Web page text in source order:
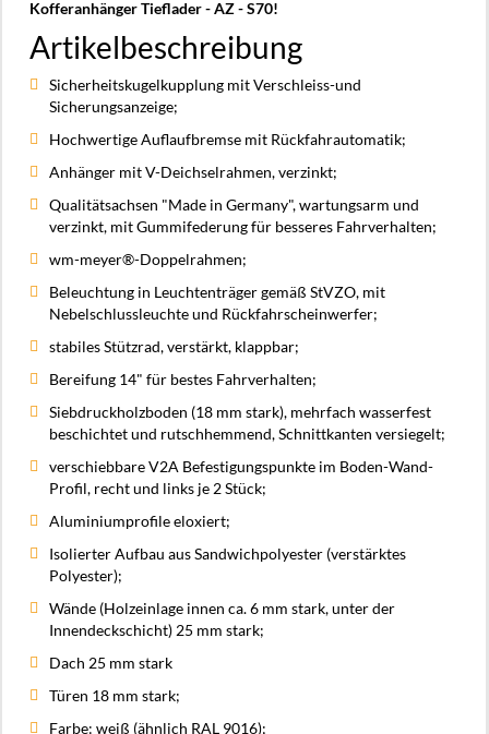
Kofferanhänger Tieflader - AZ - S70!
Artikelbeschreibung
Sicherheitskugelkupplung mit Verschleiss-und
Sicherungsanzeige;
Hochwertige Auflaufbremse mit Rückfahrautomatik;
Anhänger mit V-Deichselrahmen, verzinkt;
Qualitätsachsen "Made in Germany", wartungsarm und
verzinkt, mit Gummifederung für besseres Fahrverhalten;
wm-meyer®-Doppelrahmen;
Beleuchtung in Leuchtenträger gemäß StVZO, mit
Nebelschlussleuchte und Rückfahrscheinwerfer;
stabiles Stützrad, verstärkt, klappbar;
Bereifung 14" für bestes Fahrverhalten;
Siebdruckholzboden (18 mm stark), mehrfach wasserfest
beschichtet und rutschhemmend, Schnittkanten versiegelt;
verschiebbare V2A Befestigungspunkte im Boden-Wand-
Profil, recht und links je 2 Stück;
Aluminiumprofile eloxiert;
Isolierter Aufbau aus Sandwichpolyester (verstärktes
Polyester);
Wände (Holzeinlage innen ca. 6 mm stark, unter der
Innendeckschicht) 25 mm stark;
Dach 25 mm stark
Türen 18 mm stark;
Farbe: weiß (ähnlich RAL 9016);